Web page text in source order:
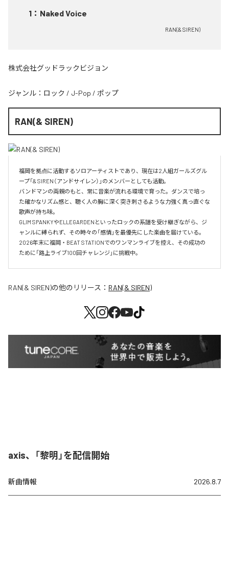
1 ： Naked Voice
RAN(& SIREN)
株式会社グッドラックビジョン
ジャンル： ロック / J-Pop / ポップ
RAN(& SIREN)
福岡を拠点に活動するソロアーティストであり、現在は2人組ガールズグル
ープ「& SIREN（アンドサイレン）」のメンバーとしても活動。
バンドマンの両親のもと、常に音楽が流れる環境で育った。ダンスで培っ
た確かなリズム感と、聴く人の胸に深く突き刺さるような力強く真っ直ぐな
歌声が持ち味。
GLIM SPANKYやELLEGARDENといったロックの系譜を受け継ぎながら、ジ
ャンルに縛られず、その時々の「感情」を最優先にした楽曲を届けている。
2026年末に福岡・BEAT STATIONでのワンマンライブを控え、その成功の
ために「路上ライブ100回チャレンジ」に挑戦中。
RAN(& SIREN)の他のリリース： RAN(& SIREN)
axis、「黎明」を配信開始
新曲情報 2026.8.7